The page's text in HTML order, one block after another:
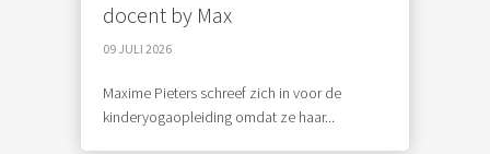
docent by Max
09 JULI 2026
Maxime Pieters schreef zich in voor de
kinderyogaopleiding omdat ze haar...